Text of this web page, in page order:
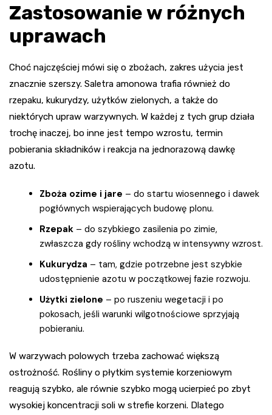
Zastosowanie w różnych
uprawach
Choć najczęściej mówi się o zbożach, zakres użycia jest
znacznie szerszy. Saletra amonowa trafia również do
rzepaku, kukurydzy, użytków zielonych, a także do
niektórych upraw warzywnych. W każdej z tych grup działa
trochę inaczej, bo inne jest tempo wzrostu, termin
pobierania składników i reakcja na jednorazową dawkę
azotu.
Zboża ozime i jare – do startu wiosennego i dawek
pogłównych wspierających budowę plonu.
Rzepak – do szybkiego zasilenia po zimie,
zwłaszcza gdy rośliny wchodzą w intensywny wzrost.
Kukurydza – tam, gdzie potrzebne jest szybkie
udostępnienie azotu w początkowej fazie rozwoju.
Użytki zielone – po ruszeniu wegetacji i po
pokosach, jeśli warunki wilgotnościowe sprzyjają
pobieraniu.
W warzywach polowych trzeba zachować większą
ostrożność. Rośliny o płytkim systemie korzeniowym
reagują szybko, ale równie szybko mogą ucierpieć po zbyt
wysokiej koncentracji soli w strefie korzeni. Dlatego